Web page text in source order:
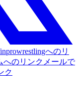
へのリ
へのリンク メールで
ク